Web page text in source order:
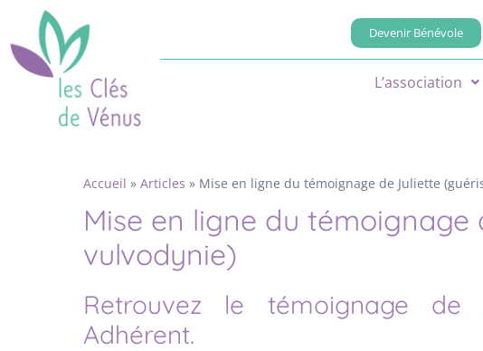
Devenir Bénévole
L’association
Accueil » Articles » Mise en ligne du témoignage de Juliette
Mise en ligne du
vulvodynie)
Retrouvez le témoignage de
Adhérent.